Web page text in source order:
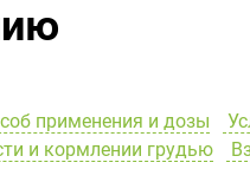
применения и дозы
и кормлении грудью